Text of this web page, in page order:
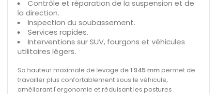
Contrôle et réparation de la suspension et de
la direction.
Inspection du soubassement.
Services rapides.
Interventions sur SUV, fourgons et véhicules
utilitaires légers.
Sa hauteur maximale de levage de 1 945 mm permet de
travailler plus confortablement sous le véhicule,
améliorant l'ergonomie et réduisant les postures